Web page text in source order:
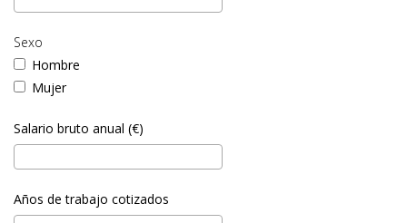
Sexo
Hombre
Mujer
Salario bruto anual (€)
Años de trabajo cotizados